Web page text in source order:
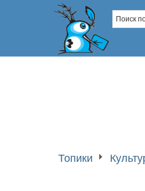
Топики